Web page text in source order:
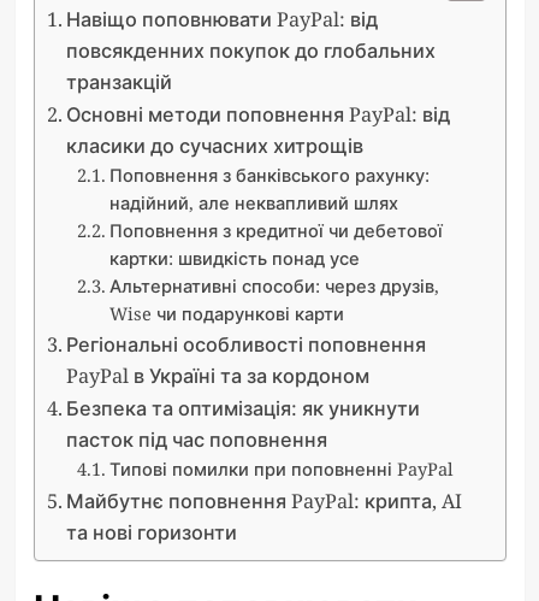
Навіщо поповнювати PayPal: від
повсякденних покупок до глобальних
транзакцій
Основні методи поповнення PayPal: від
класики до сучасних хитрощів
Поповнення з банківського рахунку:
надійний, але неквапливий шлях
Поповнення з кредитної чи дебетової
картки: швидкість понад усе
Альтернативні способи: через друзів,
Wise чи подарункові карти
Регіональні особливості поповнення
PayPal в Україні та за кордоном
Безпека та оптимізація: як уникнути
пасток під час поповнення
Типові помилки при поповненні PayPal
Майбутнє поповнення PayPal: крипта, AI
та нові горизонти